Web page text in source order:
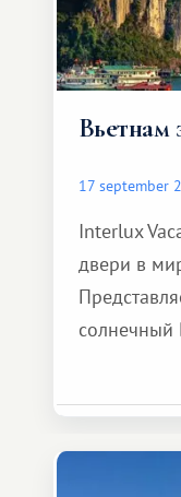
Вьетнам
17 september
Interlux
двери в
солнечный